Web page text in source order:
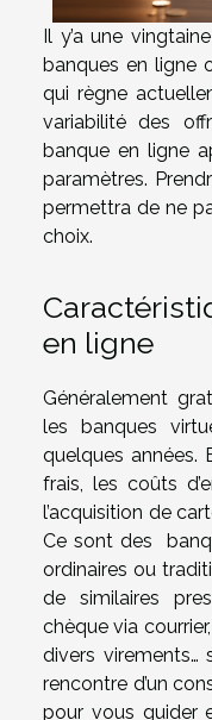
Il y’a une
banques en ligne
qui règne
variabilité des
banque en ligne
paramètres.
permettra de ne
choix.
en ligne
Généralement
les banques
quelques années.
frais, les coûts
l’acquisition de
Ce sont des
ordinaires ou
de similaires
chèque via
divers virements…
rencontre d’un
pour vous guider